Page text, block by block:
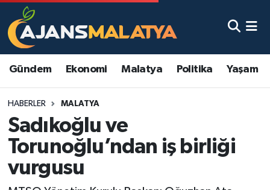
Gündem Ekonomi Malatya Politika Yaşam
HABERLER MALATYA
Sadıkoğlu ve
Torunoğlu’ndan iş birliği
vurgusu
Asayiş
Eğitim
Ekonomi
Gündem
Malatya Nöbetçi Eczaneler
Malatya Namaz Vakitleri
Malatya Trafik Yoğunluk Haritası
TFF 3.Lig 2.Grup Puan Durumu ve Fikstür